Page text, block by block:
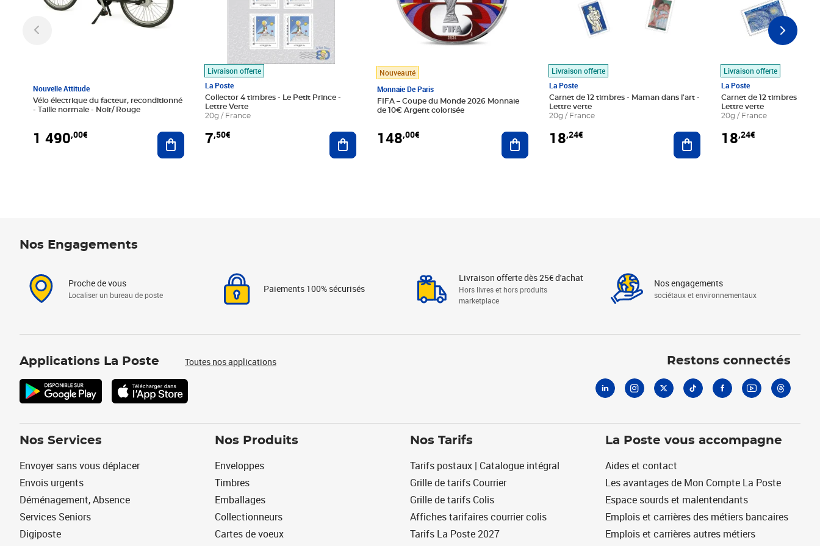
Nouvelle Attitude
Vélo électrique du facteur, reconditionné
- Taille normale - Noir/ Rouge
1 490,00€ Ajouter au panier
Livraison offerte
La Poste
Collector 4 timbres - Le Petit Prince -
Lettre Verte
20g / France
7,50€ Ajouter au panier
Nouveauté
Monnaie De Paris
FIFA – Coupe du Monde 2026 Monnaie
de 10€ Argent colorisée
148,00€ Ajouter au panier
Livraison offerte
La Poste
Carnet de 12 timbres - Maman dans l'art -
Lettre verte
20g / France
18,24€ Ajouter au panier
Livraison offerte
La Poste
Carnet de 12 timbres - Le
Lettre verte
20g / France
18,24€
Nos Engagements
Proche de vous
Localiser un bureau de poste
Paiements 100% sécurisés
Livraison offerte dès 25€ d'achat
Hors livres et hors produits
marketplace
Nos engagements
sociétaux et environnementaux
Applications La Poste Toutes nos applications Restons connectés
Nos Services
Envoyer sans vous déplacer
Envois urgents
Déménagement, Absence
Services Seniors
Digiposte
Nos Produits
Enveloppes
Timbres
Emballages
Collectionneurs
Cartes de voeux
Nos Tarifs
Tarifs postaux | Catalogue intégral
Grille de tarifs Courrier
Grille de tarifs Colis
Affiches tarifaires courrier colis
Tarifs La Poste 2027
La Poste vous accompagne
Aides et contact
Les avantages de Mon Compte La Poste
Espace sourds et malentendants
Emplois et carrières des métiers bancaires
Emplois et carrières autres métiers